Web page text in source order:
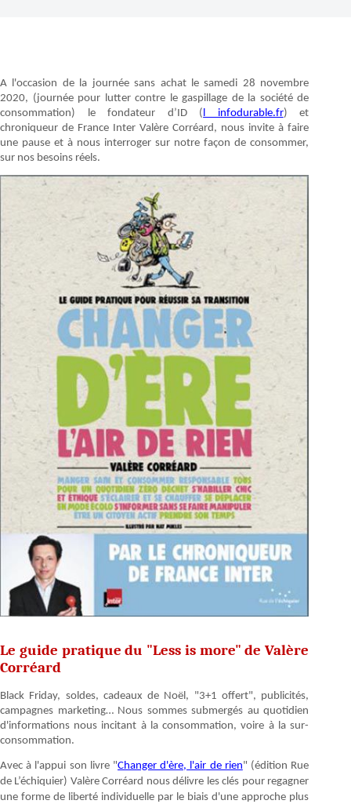
A l'occasion de la journée sans achat le samedi 28 novembre
2020, (journée pour lutter contre le gaspillage de la société de
consommation) le fondateur d’ID (l infodurable.fr) et
chroniqueur de France Inter Valère Corréard, nous invite à faire
une pause et à nous interroger sur notre façon de consommer,
sur nos besoins réels.
Le guide pratique du "Less is more" de Valère
Corréard
Black Friday, soldes, cadeaux de Noël, "3+1 offert", publicités,
campagnes marketing… Nous sommes submergés au quotidien
d'informations nous incitant à la consommation, voire à la sur-
consommation.
Avec à l'appui son livre "Changer d'ère, l'air de rien" (édition Rue
de L’échiquier) Valère Corréard nous délivre les clés pour regagner
une forme de liberté individuelle par le biais d'une approche plus